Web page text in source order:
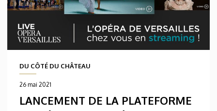
DU CÔTÉ DU CHÂTEAU
26 mai 2021
LANCEMENT DE LA PLATEFORME